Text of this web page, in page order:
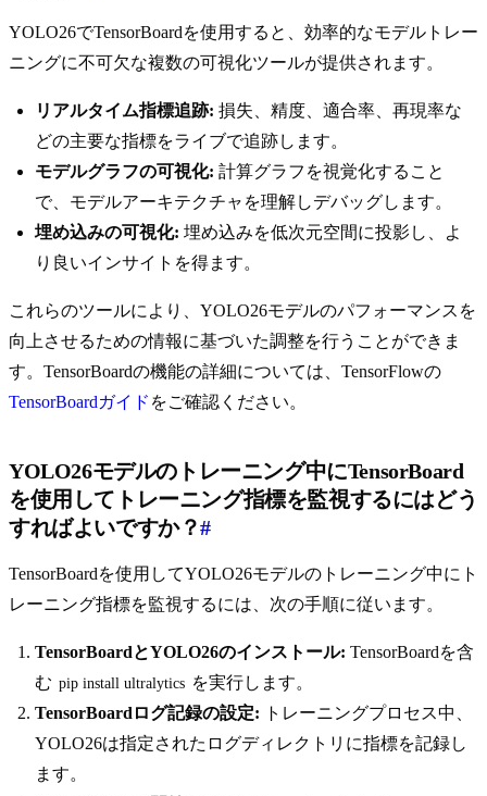
YOLO26でTensorBoardを使用すると、効率的なモデルトレー
ニングに不可欠な複数の可視化ツールが提供されます。
リアルタイム指標追跡: 損失、精度、適合率、再現率な
どの主要な指標をライブで追跡します。
モデルグラフの可視化: 計算グラフを視覚化すること
で、モデルアーキテクチャを理解しデバッグします。
埋め込みの可視化: 埋め込みを低次元空間に投影し、よ
り良いインサイトを得ます。
これらのツールにより、YOLO26モデルのパフォーマンスを
向上させるための情報に基づいた調整を行うことができま
す。TensorBoardの機能の詳細については、TensorFlowの
TensorBoardガイド をご確認ください。
YOLO26モデルのトレーニング中にTensorBoard
を使用してトレーニング指標を監視するにはどう
すればよいですか？#
TensorBoardを使用してYOLO26モデルのトレーニング中にト
レーニング指標を監視するには、次の手順に従います。
TensorBoardとYOLO26のインストール: TensorBoardを含
む pip install ultralytics を実行します。
TensorBoardログ記録の設定: トレーニングプロセス中、
YOLO26は指定されたログディレクトリに指標を記録し
ます。